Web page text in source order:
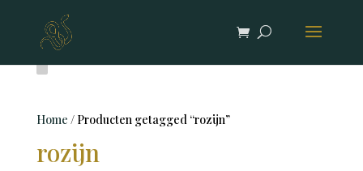
Home / Producten getagged “rozijn”
rozijn